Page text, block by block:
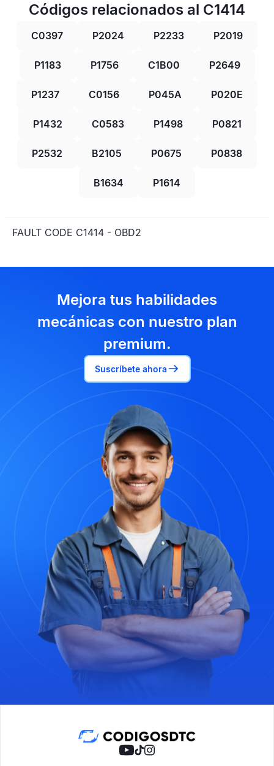
Códigos relacionados al C1414
C0397 P2024 P2233 P2019
P1183 P1756 C1B00 P2649
P1237 C0156 P045A P020E
P1432 C0583 P1498 P0821
P2532 B2105 P0675 P0838
B1634 P1614
FAULT CODE C1414 - OBD2
Mejora tus habilidades
mecánicas con nuestro plan
premium.
Suscríbete ahora